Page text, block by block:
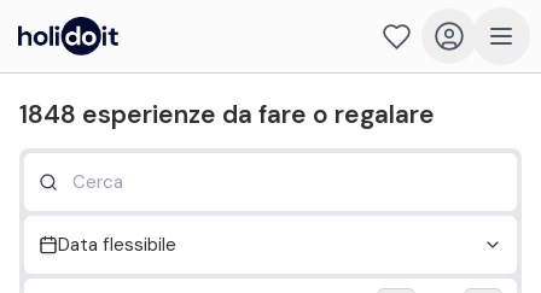
1848 esperienze da fare o regalare
Data flessibile
Holidoit - Trova cosa fare il prossimo weekend